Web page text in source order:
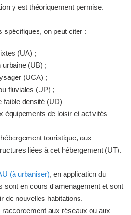
y est théoriquement permise.
spécifiques, on peut citer :
(UA) ;
urbaine (UB) ;
(UCA) ;
fluviales (UP) ;
faible densité (UD) ;
équipements de loisir et activités
touristique, aux
liées à cet hébergement (UT).
(à urbaniser), en application du
sont en cours d'aménagement et sont
de nouvelles habitations.
raccordement aux réseaux ou aux